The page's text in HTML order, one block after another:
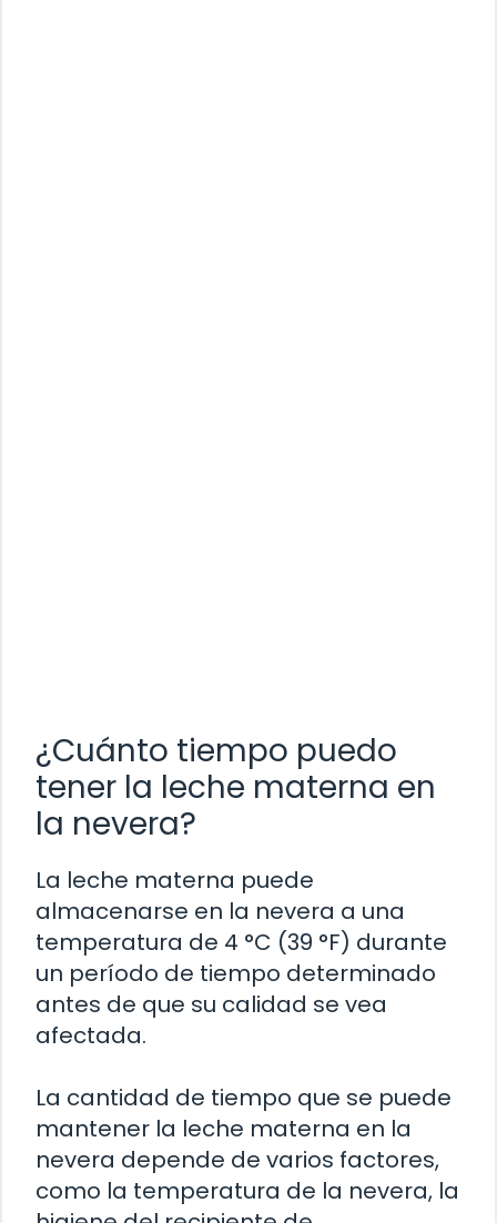
¿Cuánto tiempo puedo
tener la leche materna en
la nevera?
La leche materna puede
almacenarse en la nevera a una
temperatura de 4 °C (39 °F) durante
un período de tiempo determinado
antes de que su calidad se vea
afectada.
La cantidad de tiempo que se puede
mantener la leche materna en la
nevera depende de varios factores,
como la temperatura de la nevera, la